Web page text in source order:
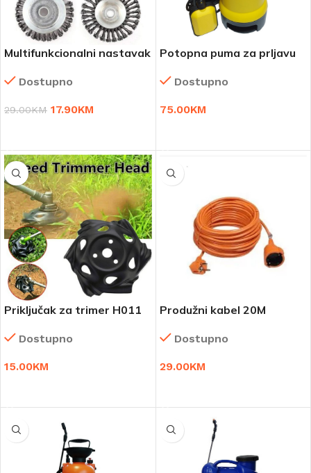
Multifunkcionalni nastavak
Dostupno
29.00KM 17.90KM
Potopna puma za prljavu
Dostupno
75.00KM
Priključak za trimer H011
Dostupno
15.00KM
Produžni kabel 20M
Dostupno
29.00KM